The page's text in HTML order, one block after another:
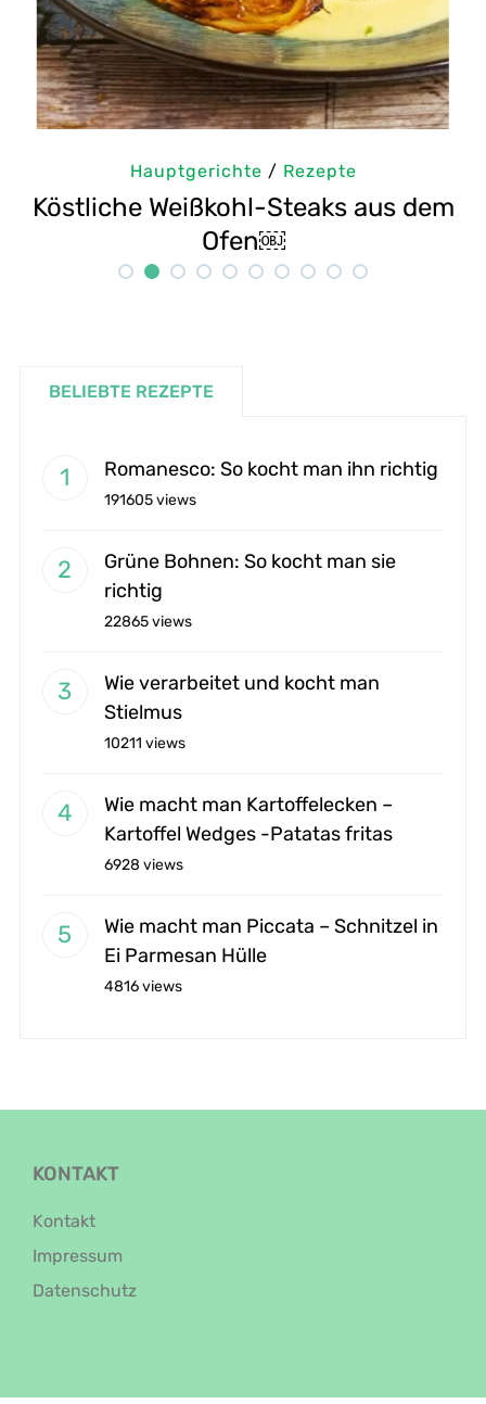
Hauptgerichte /Rezepte
Selbstgemachte Tahini: Sesampaste
Rezept
BELIEBTE REZEPTE
Romanesco: So kocht man ihn richtig
191605 views
Grüne Bohnen: So kocht man sie
richtig
22865 views
Wie verarbeitet und kocht man
Stielmus
10211 views
Wie macht man Kartoffelecken –
Kartoffel Wedges -Patatas fritas
6928 views
Wie macht man Piccata – Schnitzel in
Ei Parmesan Hülle
4816 views
KONTAKT
Kontakt
Impressum
Datenschutz